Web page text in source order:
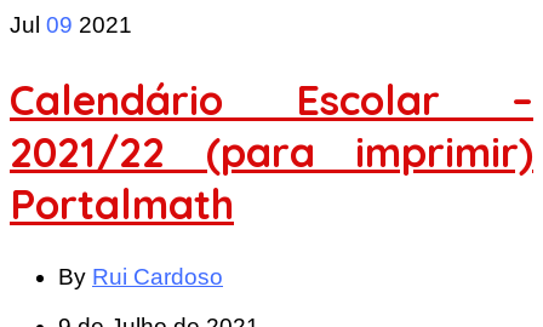
Jul 09 2021
Calendário Escolar –
2021/22 (para imprimir)
Portalmath
By Rui Cardoso